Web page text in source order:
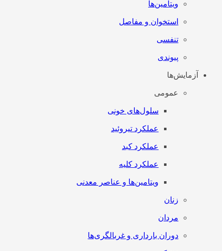
ویتامین‌ها
استخوان و مفاصل
تنفسی
پیوندی
آزمایش‌ها
عمومی
سلول‌های خونی
عملکرد تیروئید
عملکرد کبد
عملکرد کلیه
ویتامین‌ها و عناصر معدنی
زنان
مردان
دوران بارداری و غربالگری‌ها